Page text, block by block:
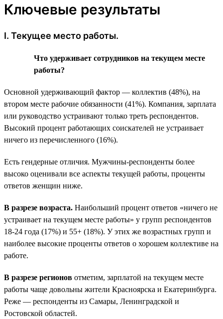
Ключевые результаты
I. Текущее место работы.
Что удерживает сотрудников на текущем месте
работы?
Основной удерживающий фактор — коллектив (48%), на
втором месте рабочие обязанности (41%). Компания, зарплата
или руководство устраивают только треть респондентов.
Высокий процент работающих соискателей не устраивает
ничего из перечисленного (16%).
Есть гендерные отличия. Мужчины-респонденты более
высоко оценивали все аспекты текущей работы, проценты
ответов женщин ниже.
В разрезе возраста. Наибольший процент ответов «ничего не
устраивает на текущем месте работы» у групп респондентов
18-24 года (17%) и 55+ (18%). У этих же возрастных групп и
наиболее высокие проценты ответов о хорошем коллективе на
работе.
В разрезе регионов отметим, зарплатой на текущем месте
работы чаще довольны жители Красноярска и Екатеринбурга.
Реже — респонденты из Самары, Ленинградской и
Ростовской областей.